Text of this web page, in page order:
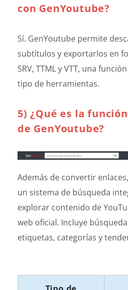
con GenYoutube?
Sí. GenYoutube permite
subtítulos y exportarlos en
SRV, TTML y VTT, una
tipo de herramientas.
5) ¿Qué es la
de GenYoutube?
Además de convertir
un sistema de búsqueda
explorar contenido de
web oficial. Incluye
etiquetas, categorías y